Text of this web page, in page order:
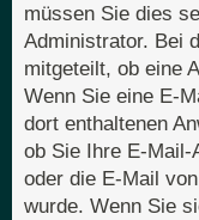
müssen Sie dies
Administrator. Bei
mitgeteilt, ob eine
Wenn Sie eine E-
dort enthaltenen
ob Sie Ihre E-Mail-
oder die E-Mail
wurde. Wenn Sie